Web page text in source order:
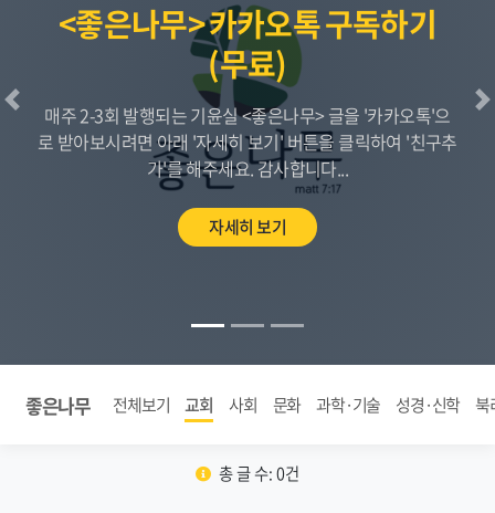
<좋은나무> 카카오톡 구독하기
(무료)
매주 2-3회 발행되는 기윤실 <좋은나무> 글을 '카카오톡'으
로 받아보시려면 아래 '자세히 보기' 버튼을 클릭하여 '친구추
가'를 해주세요. 감사합니다...
자세히 보기
이전
좋은나무 전체보기 교회 사회 문화 과학·기술 성경·신학 북
총 글 수: 0건